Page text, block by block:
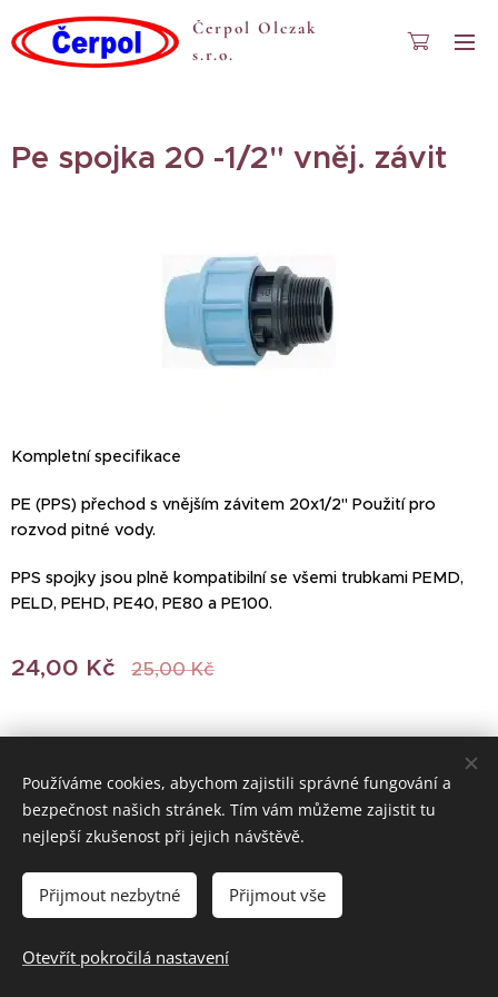
Čerpol Olczak
s.r.o.
Pe spojka 20 -1/2" vněj. závit
Kompletní specifikace
PE (PPS) přechod s vnějším závitem 20x1/2" Použití pro
rozvod pitné vody.
PPS spojky jsou plně kompatibilní se všemi trubkami PEMD,
PELD, PEHD, PE40, PE80 a PE100.
24,00 Kč 25,00Kč
Do košíku
© 2022 Všechna práva vyhrazena
Používáme cookies, abychom zajistili správné fungování a
bezpečnost našich stránek. Tím vám můžeme zajistit tu
nejlepší zkušenost při jejich návštěvě.
Přijmout nezbytné Přijmout vše
Otevřít pokročilá nastavení